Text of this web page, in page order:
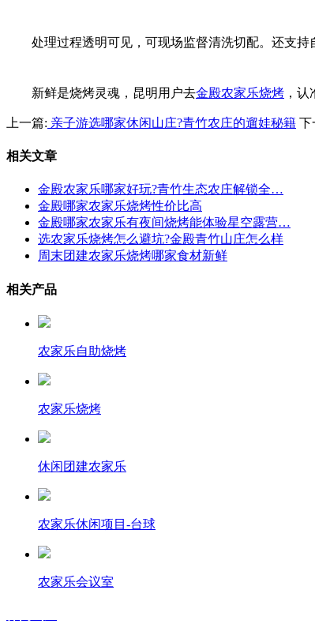
处理过程透明可见，可现场监督清洗切配。还支
新鲜是烧烤灵魂，昆明用户去金殿农家乐烧烤 ，
上一篇: 亲子游选哪家休闲山庄?青竹农庄的遛娃秘籍 下
相关文章
金殿农家乐哪家好玩?青竹生态农庄解锁全…
金殿哪家农家乐烧烤性价比高
金殿哪家农家乐有夜间烧烤能体验星空露营…
选农家乐烧烤怎么避坑?金殿青竹山庄怎么样
周末团建农家乐烧烤哪家食材新鲜
相关产品
农家乐自助烧烤
农家乐烧烤
休闲团建农家乐
农家乐休闲项目-台球
农家乐会议室